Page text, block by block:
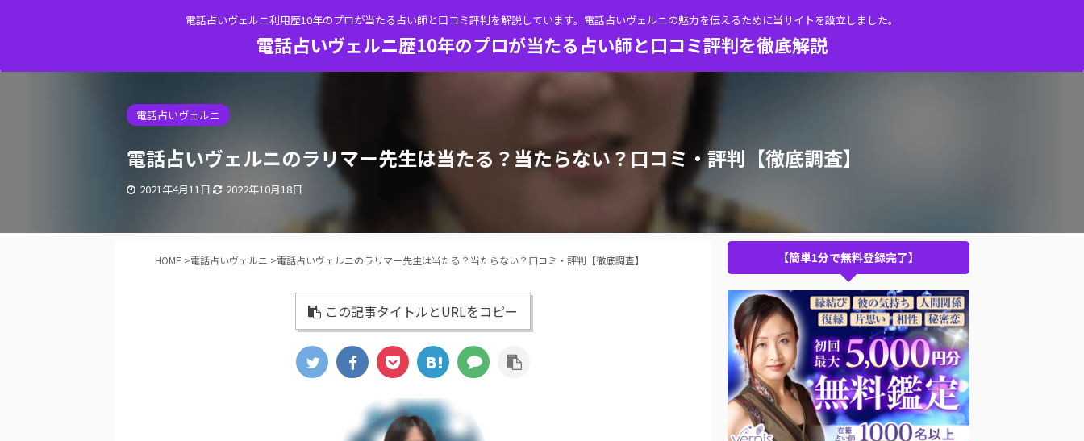
電話占いヴェルニ利用歴10年のプロが当たる占い師と口コミ評判を解説しています。電話占いヴェルニの魅力を伝えるために当サイトを設立しました。
電話占いヴェルニ歴10年のプロが当たる占い師と口コミ評判を徹底解説
電話占いヴェルニ
電話占いヴェルニのラリマー先生は当たる？当たらない？口コミ・評判【徹底調査】
2021年4月11日 2022年10月18日
HOME >電話占いヴェルニ >電話占いヴェルニのラリマー先生は当たる？当たらない？口コミ・評判【徹底調査】
この記事タイトルとURLをコピー
【簡単1分で無料登録完了】